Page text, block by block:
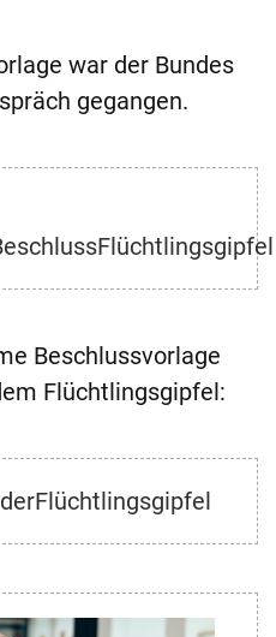
war der Bundes
gegangen.
Beschlussvorlage
Flüchtlingsgipfel: